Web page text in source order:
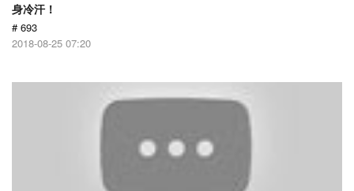
身冷汗！
# 693
2018-08-25 07:20